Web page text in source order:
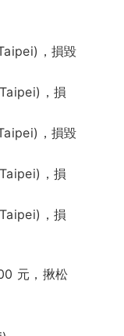
，損毀
，損
，損毀
，損
，損
元，揪松